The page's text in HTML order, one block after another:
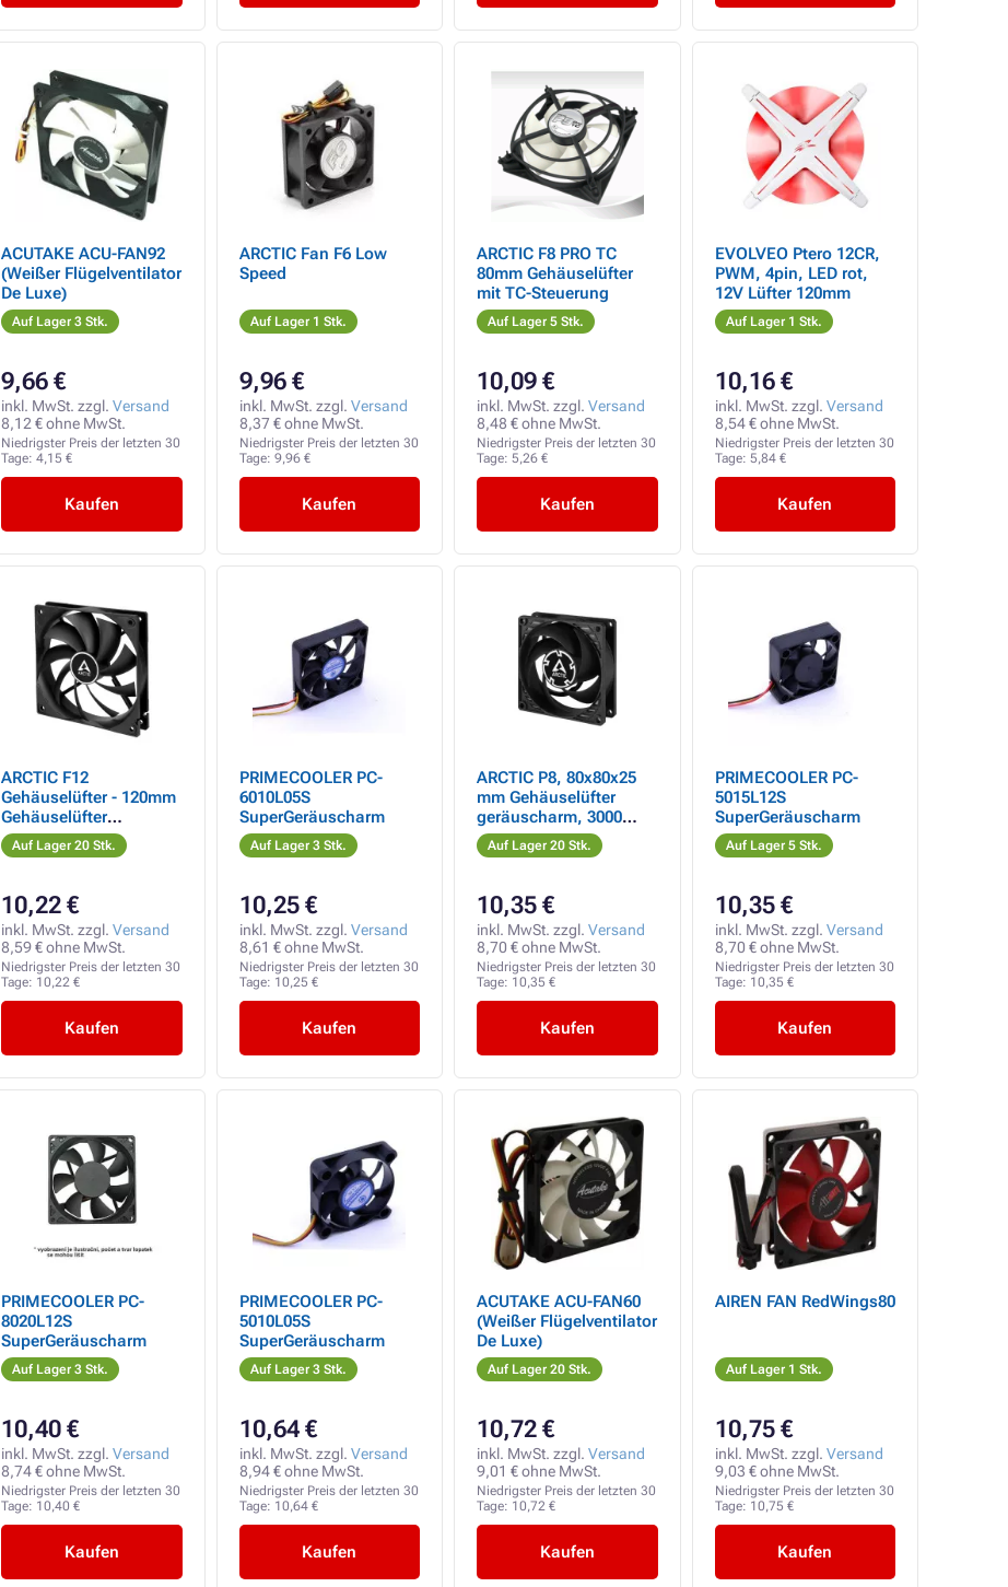
ACUTAKE ACU-FAN92
(Weißer Flügelventilator
De Luxe)
Auf Lager 3 Stk.
9,66 €
inkl. MwSt. zzgl. Versand
8,12 € ohne MwSt.
Niedrigster Preis der letzten 30
Tage: 4,15 €
Kaufen
ARCTIC Fan F6 Low
Speed
Auf Lager 1 Stk.
9,96 €
inkl. MwSt. zzgl. Versand
8,37 € ohne MwSt.
Niedrigster Preis der letzten 30
Tage: 9,96 €
Kaufen
ARCTIC F8 PRO TC
80mm Gehäuselüfter
mit TC-Steuerung
Auf Lager 5 Stk.
10,09 €
inkl. MwSt. zzgl. Versand
8,48 € ohne MwSt.
Niedrigster Preis der letzten 30
Tage: 5,26 €
Kaufen
EVOLVEO Ptero 12CR,
PWM, 4pin, LED rot,
12V Lüfter 120mm
Auf Lager 1 Stk.
10,16 €
inkl. MwSt. zzgl. Versand
8,54 € ohne MwSt.
Niedrigster Preis der letzten 30
Tage: 5,84 €
Kaufen
ARCTIC F12
Gehäuselüfter - 120mm
Gehäuselüfter
geräuscharm
Auf Lager 20 Stk.
10,22 €
inkl. MwSt. zzgl. Versand
8,59 € ohne MwSt.
Niedrigster Preis der letzten 30
Tage: 10,22 €
Kaufen
PRIMECOOLER PC-
6010L05S
SuperGeräuscharm
Auf Lager 3 Stk.
10,25 €
inkl. MwSt. zzgl. Versand
8,61 € ohne MwSt.
Niedrigster Preis der letzten 30
Tage: 10,25 €
Kaufen
ARCTIC P8, 80x80x25
mm Gehäuselüfter
geräuscharm, 3000
RPM, 3-polig
Auf Lager 20 Stk.
10,35 €
inkl. MwSt. zzgl. Versand
8,70 € ohne MwSt.
Niedrigster Preis der letzten 30
Tage: 10,35 €
Kaufen
PRIMECOOLER PC-
5015L12S
SuperGeräuscharm
Auf Lager 5 Stk.
10,35 €
inkl. MwSt. zzgl. Versand
8,70 € ohne MwSt.
Niedrigster Preis der letzten 30
Tage: 10,35 €
Kaufen
PRIMECOOLER PC-
8020L12S
SuperGeräuscharm
Auf Lager 3 Stk.
10,40 €
inkl. MwSt. zzgl. Versand
8,74 € ohne MwSt.
Niedrigster Preis der letzten 30
Tage: 10,40 €
Kaufen
PRIMECOOLER PC-
5010L05S
SuperGeräuscharm
Auf Lager 3 Stk.
10,64 €
inkl. MwSt. zzgl. Versand
8,94 € ohne MwSt.
Niedrigster Preis der letzten 30
Tage: 10,64 €
Kaufen
ACUTAKE ACU-FAN60
(Weißer Flügelventilator
De Luxe)
Auf Lager 20 Stk.
10,72 €
inkl. MwSt. zzgl. Versand
9,01 € ohne MwSt.
Niedrigster Preis der letzten 30
Tage: 10,72 €
Kaufen
AIREN FAN RedWings80
Auf Lager 1 Stk.
10,75 €
inkl. MwSt. zzgl. Versand
9,03 € ohne MwSt.
Niedrigster Preis der letzten 30
Tage: 10,75 €
Kaufen